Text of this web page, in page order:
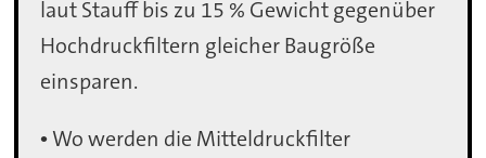
laut Stauff bis zu 15 % Gewicht gegenüber
Hochdruckfiltern gleicher Baugröße
einsparen.
• Wo werden die Mitteldruckfilter